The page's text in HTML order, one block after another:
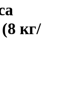
кг/